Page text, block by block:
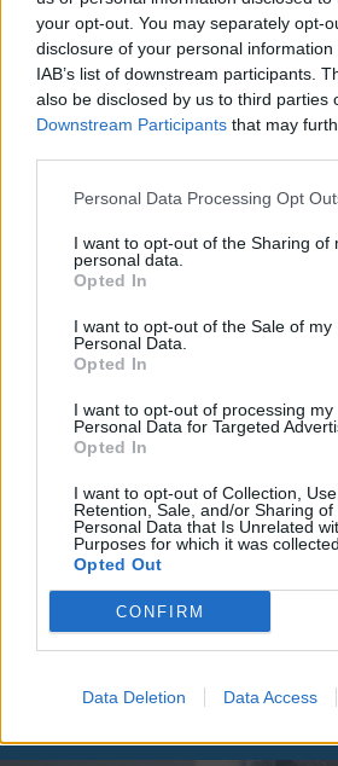
your opt-out. You may separately opt-
disclosure of your personal
IAB’s list of downstream participants.
also be disclosed by us to third parties
Downstream Participants that may
Personal Data Processing Opt
I want to opt-out of the Sharing of
personal data.
Opted In
I want to opt-out of the Sale of my
Personal Data.
Opted In
I want to opt-out of processing my
Personal Data for Targeted
Opted In
I want to opt-out of Collection, Use,
Retention, Sale, and/or Sharing of
Personal Data that Is Unrelated
Purposes for which it was collected.
Opted Out
CONFIRM
Data Deletion Data Access